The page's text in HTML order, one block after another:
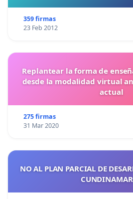
359 firmas
23 Feb 2012
Replantear la forma de
desde la modalidad virtual
actual
275 firmas
31 Mar 2020
NO AL PLAN PARCIAL DE